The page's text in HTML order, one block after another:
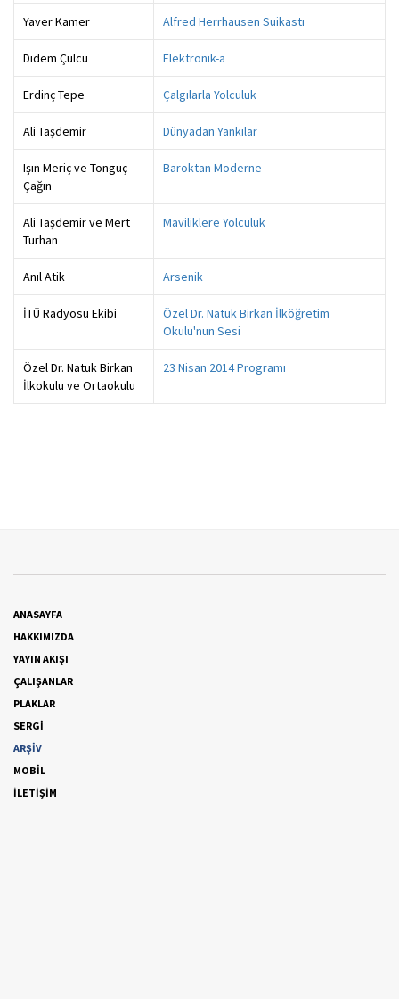
Yaver Kamer Alfred Herrhausen Suikastı
Didem Çulcu Elektronik-a
Erdinç Tepe Çalgılarla Yolculuk
Ali Taşdemir Dünyadan Yankılar
Işın Meriç ve Tonguç
Çağın
Baroktan Moderne
Ali Taşdemir ve Mert
Turhan
Maviliklere Yolculuk
Anıl Atik Arsenik
İTÜ Radyosu Ekibi
Özel Dr. Natuk Birkan İlköğretim
Okulu'nun Sesi
Özel Dr. Natuk Birkan
İlkokulu ve Ortaokulu
23 Nisan 2014 Programı
ANASAYFA
HAKKIMIZDA
YAYIN AKIŞI
ÇALIŞANLAR
PLAKLAR
SERGİ
ARŞİV
MOBİL
İLETİŞİM